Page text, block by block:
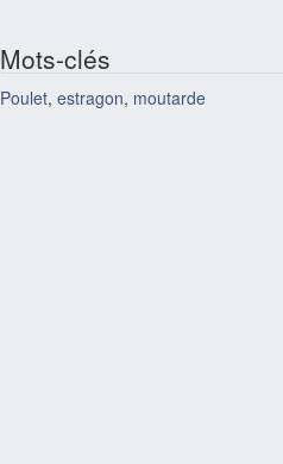
Mots-clés
Poulet, estragon, moutarde